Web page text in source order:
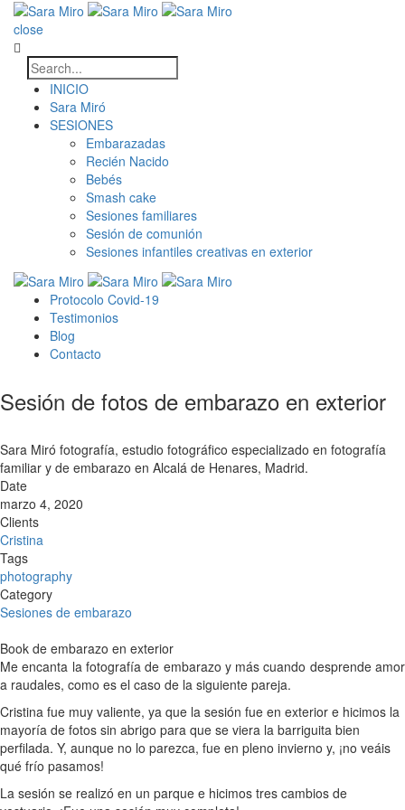
close
INICIO
Sara Miró
SESIONES
Embarazadas
Recién Nacido
Bebés
Smash cake
Sesiones familiares
Sesión de comunión
Sesiones infantiles creativas en exterior
Protocolo Covid-19
Testimonios
Blog
Contacto
Sesión de fotos de embarazo en exterior
Sara Miró fotografía, estudio fotográfico especializado en fotografía
familiar y de embarazo en Alcalá de Henares, Madrid.
Date
marzo 4, 2020
Clients
Cristina
Tags
photography
Category
Sesiones de embarazo
Book de embarazo en exterior
Me encanta la fotografía de embarazo y más cuando desprende amor
a raudales, como es el caso de la siguiente pareja.
Cristina fue muy valiente, ya que la sesión fue en exterior e hicimos la
mayoría de fotos sin abrigo para que se viera la barriguita bien
perfilada. Y, aunque no lo parezca, fue en pleno invierno y, ¡no veáis
qué frío pasamos!
La sesión se realizó en un parque e hicimos tres cambios de